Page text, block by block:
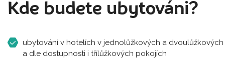
Kde budete ubytováni?
ubytování v hotelích v jednolůžkových a dvoulůžkových
a dle dostupnosti i třílůžkových pokojích